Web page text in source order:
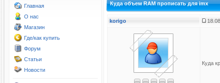
Главная
О нас
Магазин
Где/как купить
Форум
Статьи
Новости
Куда объем RAM прописать для imx
korigo
Куда